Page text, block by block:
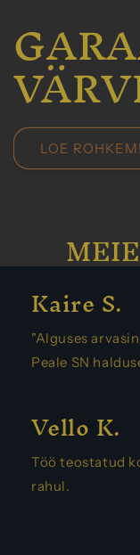
LOE ROHKEM!
Kaire S.
"Alguses
Peale SN
Vello K.
Töö teostatud
rahul.